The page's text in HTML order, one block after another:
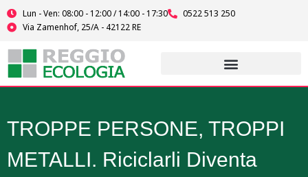
Vai
al
contenuto
Lun - Ven: 08:00 - 12:00 / 14:00 - 17:30
0522 513 250
Via Zamenhof, 25/A - 42122 RE
TROPPE PERSONE, TROPPI
METALLI. Riciclarli Diventa